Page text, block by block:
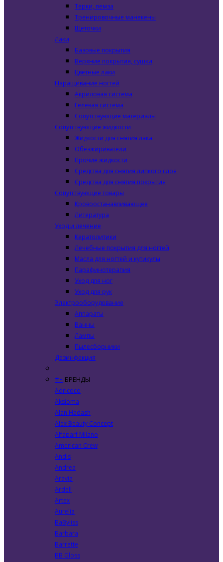
Терки, пемза
Тренировочные манекены
Щеточки
Лаки
Базовые покрытия
Верхние покрытия, сушки
Цветные лаки
Наращивание ногтей
Акриловая система
Гелевая система
Сопутствующие материалы
Сопутствующие жидкости
Жидкости для снятия лака
Обезжириватели
Прочие жидкости
Средства для снятия липкого слоя
Средства для снятия покрытия
Сопутствующие товары
Кровоостанавливающее
Литература
Уход и лечение
Кератолитики
Лечебные покрытия для ногтей
Масла для ногтей и кутикулы
Парафинотерапия
Уход для ног
Уход для рук
Электрооборудование
Аппараты
Ванны
Лампы
Пылесборники
Дезинфекция
+- БРЕНДЫ
Adricoco
Aksioma
Alan Hadash
Alex Beauty Concept
Alfaparf Milano
American Crew
Andis
Andrea
Aravia
Ardell
Artex
Aurelia
BaByliss
Barbara
Barrette
BB Gloss